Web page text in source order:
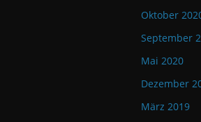
Oktober
September
Mai 2020
Dezember
März 2019